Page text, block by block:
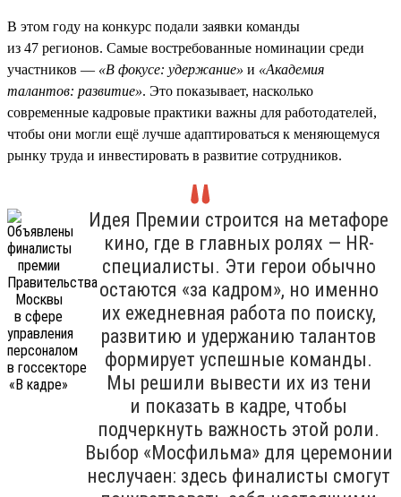
В этом году на конкурс подали заявки команды
из 47 регионов. Самые востребованные номинации среди
участников — «В фокусе: удержание» и «Академия
талантов: развитие». Это показывает, насколько
современные кадровые практики важны для работодателей,
чтобы они могли ещё лучше адаптироваться к меняющемуся
рынку труда и инвестировать в развитие сотрудников.
Идея Премии строится на метафоре
кино, где в главных ролях — HR-
специалисты. Эти герои обычно
остаются «за кадром», но именно
их ежедневная работа по поиску,
развитию и удержанию талантов
формирует успешные команды.
Мы решили вывести их из тени
и показать в кадре, чтобы
подчеркнуть важность этой роли.
Выбор «Мосфильма» для церемонии
неслучаен: здесь финалисты смогут